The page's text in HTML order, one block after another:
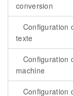
conversion
Configuration
texte
Configuration
machine
Configuration